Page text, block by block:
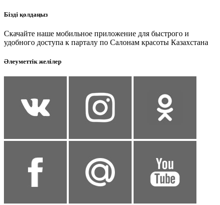
Бізді қолдаңыз
Скачайте наше мобильное приложение для быстрого и
удобного доступа к парталу по Салонам красоты Казахстана
Әлеуметтік желілер